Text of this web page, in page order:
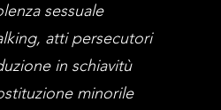
sessuale
atti persecutori
in schiavitù
minorile